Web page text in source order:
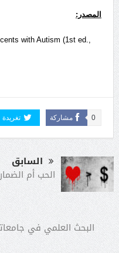
المصدر:
with Autism (1st ed.,
مشاركة 0 تغريدة
السابق
الحب أم
البحث العلمي في